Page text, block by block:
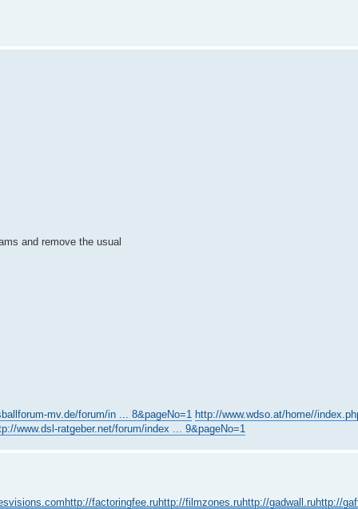
and remove the usual
mv.de/forum/in ... 8&pageNo=1 http://www.wdso.at/home//
www.dsl-ratgeber.net/forum/index ... 9&pageNo=1
http://factoringfee.ruhttp://filmzones.ruhttp://gadwall.ruhttp://